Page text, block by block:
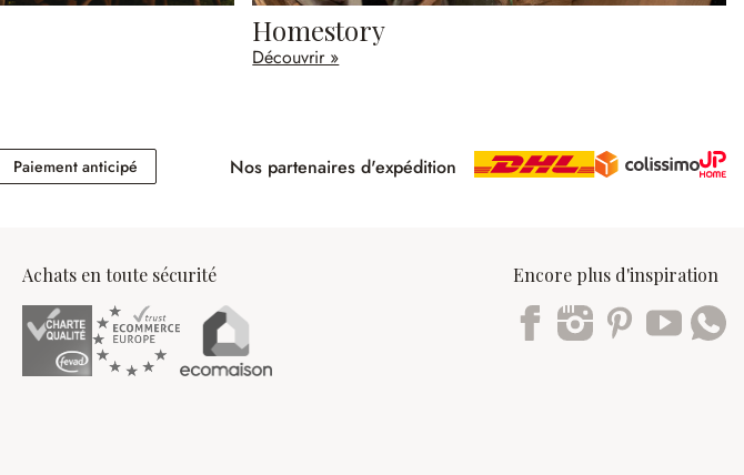
Homestory
Découvrir »
Paiement anticipéPaiement anticipéNos partenaires d'expédition
Achats en toute sécurité Encore plus d'inspiration